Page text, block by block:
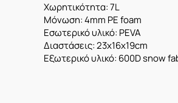
Χωρητικότητα: 7L
Μόνωση: 4mm PE foam
Εσωτερικό υλικό: PEVA
Διαστάσεις: 23x16x19cm
Εξωτερικό υλικό: 600D snow